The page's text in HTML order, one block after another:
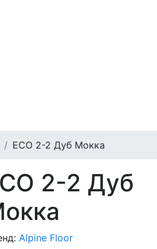
ECO 2-2 Дуб Мокка
2-2 Дуб
Alpine Floor